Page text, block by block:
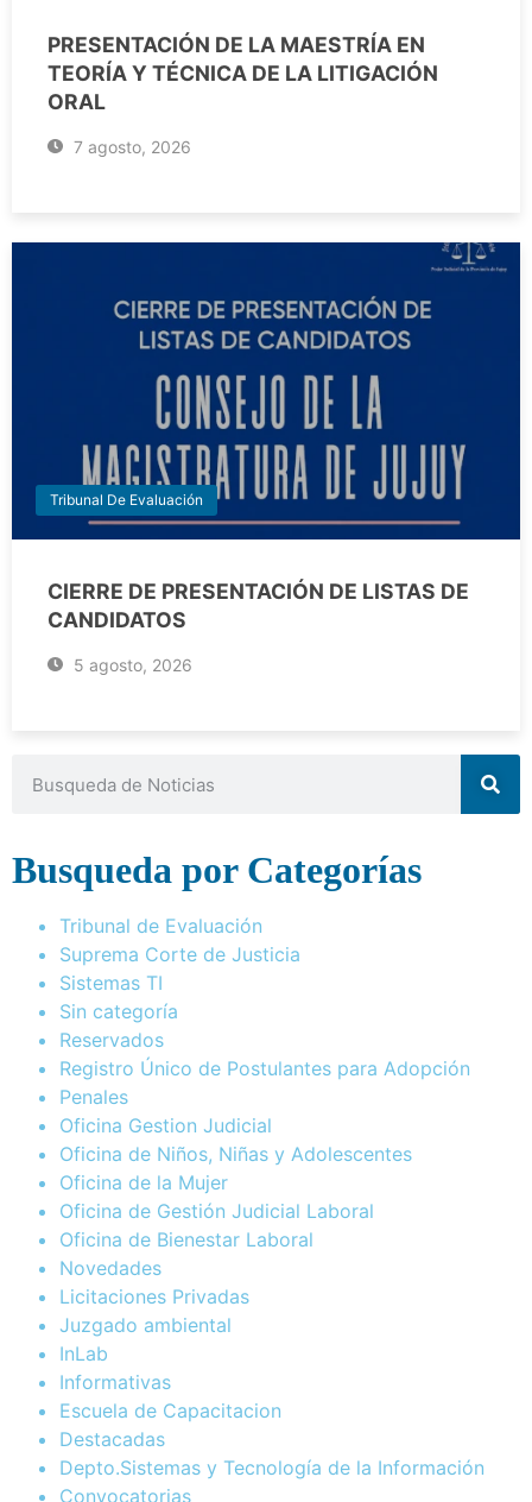
PRESENTACIÓN DE LA MAESTRÍA EN
TEORÍA Y TÉCNICA DE LA LITIGACIÓN
ORAL
7 agosto, 2026
Tribunal De Evaluación
CIERRE DE PRESENTACIÓN DE LISTAS DE
CANDIDATOS
5 agosto, 2026
Busqueda por Categorías
Tribunal de Evaluación
Suprema Corte de Justicia
Sistemas TI
Sin categoría
Reservados
Registro Único de Postulantes para Adopción
Penales
Oficina Gestion Judicial
Oficina de Niños, Niñas y Adolescentes
Oficina de la Mujer
Oficina de Gestión Judicial Laboral
Oficina de Bienestar Laboral
Novedades
Licitaciones Privadas
Juzgado ambiental
InLab
Informativas
Escuela de Capacitacion
Destacadas
Depto.Sistemas y Tecnología de la Información
Convocatorias